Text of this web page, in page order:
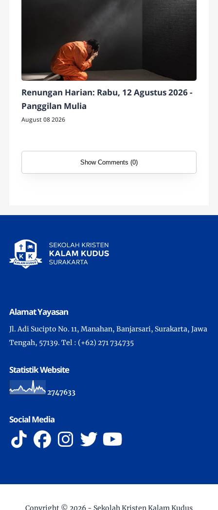
Renungan Harian: Rabu, 12 Agustus 2026 -
Panggilan Mulia
August 08 2026
Show Comments (0)
Alamat Yayasan
Jl. Adi Sucipto No. 11, Manahan, Banjarsari, Surakarta, Jawa
Tengah, 57139. Tel : (+62) 271 734735
Statistik Website
2747633
Social Media
Copyright © 2026 - Sekolah Kristen Kalam Kudus